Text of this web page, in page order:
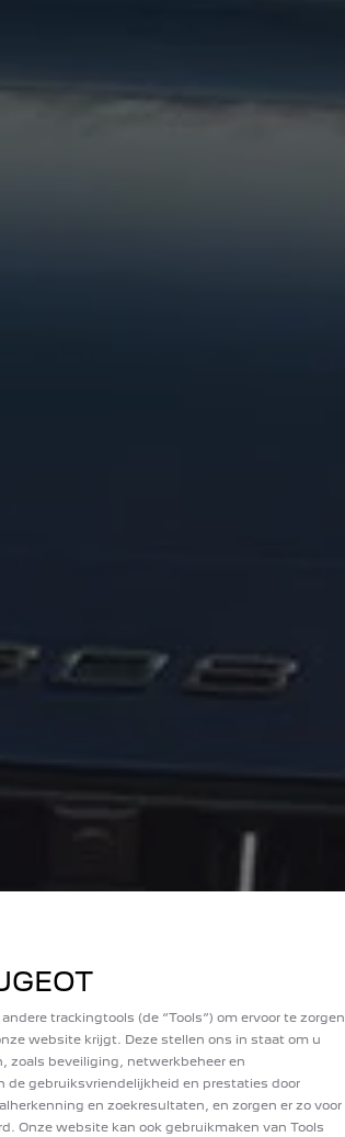
trackingtools (de “Tools”) om ervoor te zorgen
website krijgt. Deze stellen ons in staat om u
zoals beveiliging, netwerkbeheer en
de gebruiksvriendelijkheid en prestaties door
en zoekresultaten, en zorgen er zo voor
Onze website kan ook gebruikmaken van Tools